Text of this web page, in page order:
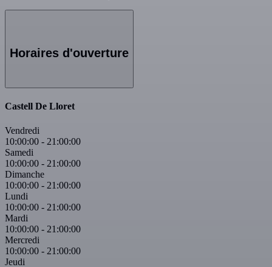
Horaires d'ouverture
Castell De Lloret
Vendredi
10:00:00 - 21:00:00
Samedi
10:00:00 - 21:00:00
Dimanche
10:00:00 - 21:00:00
Lundi
10:00:00 - 21:00:00
Mardi
10:00:00 - 21:00:00
Mercredi
10:00:00 - 21:00:00
Jeudi